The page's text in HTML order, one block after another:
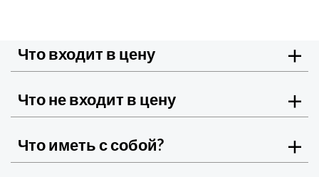
Что входит в цену
Что не входит в цену
Что иметь с собой?